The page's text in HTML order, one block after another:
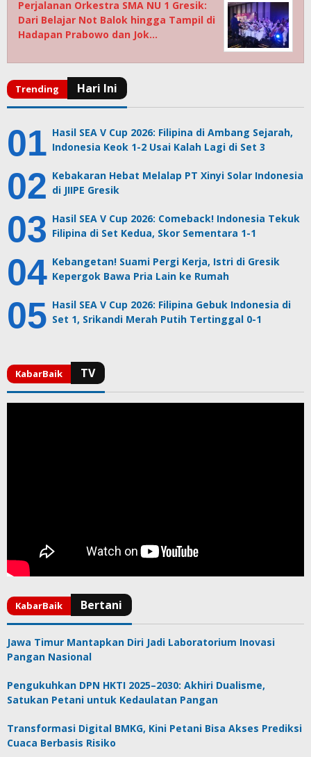
Perjalanan Orkestra SMA NU 1 Gresik:
Dari Belajar Not Balok hingga Tampil di
Hadapan Prabowo dan Jok…
Hasil SEA V Cup 2026: Filipina di Ambang Sejarah,
Indonesia Keok 1-2 Usai Kalah Lagi di Set 3
Kebakaran Hebat Melalap PT Xinyi Solar Indonesia
di JIIPE Gresik
Hasil SEA V Cup 2026: Comeback! Indonesia Tekuk
Filipina di Set Kedua, Skor Sementara 1-1
Kebangetan! Suami Pergi Kerja, Istri di Gresik
Kepergok Bawa Pria Lain ke Rumah
Hasil SEA V Cup 2026: Filipina Gebuk Indonesia di
Set 1, Srikandi Merah Putih Tertinggal 0-1
Jawa Timur Mantapkan Diri Jadi Laboratorium Inovasi
Pangan Nasional
Pengukuhkan DPN HKTI 2025–2030: Akhiri Dualisme,
Satukan Petani untuk Kedaulatan Pangan
Transformasi Digital BMKG, Kini Petani Bisa Akses Prediksi
Cuaca Berbasis Risiko